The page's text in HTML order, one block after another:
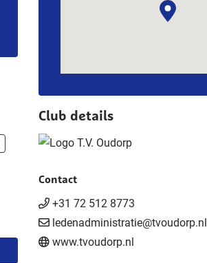
Club details
Contact
+31 72 512 8773
ledenadministratie@tvoudorp.nl
www.tvoudorp.nl